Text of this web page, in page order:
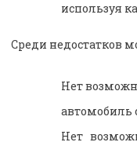
используя
Среди недостатков
Нет
автомобиль
Нет